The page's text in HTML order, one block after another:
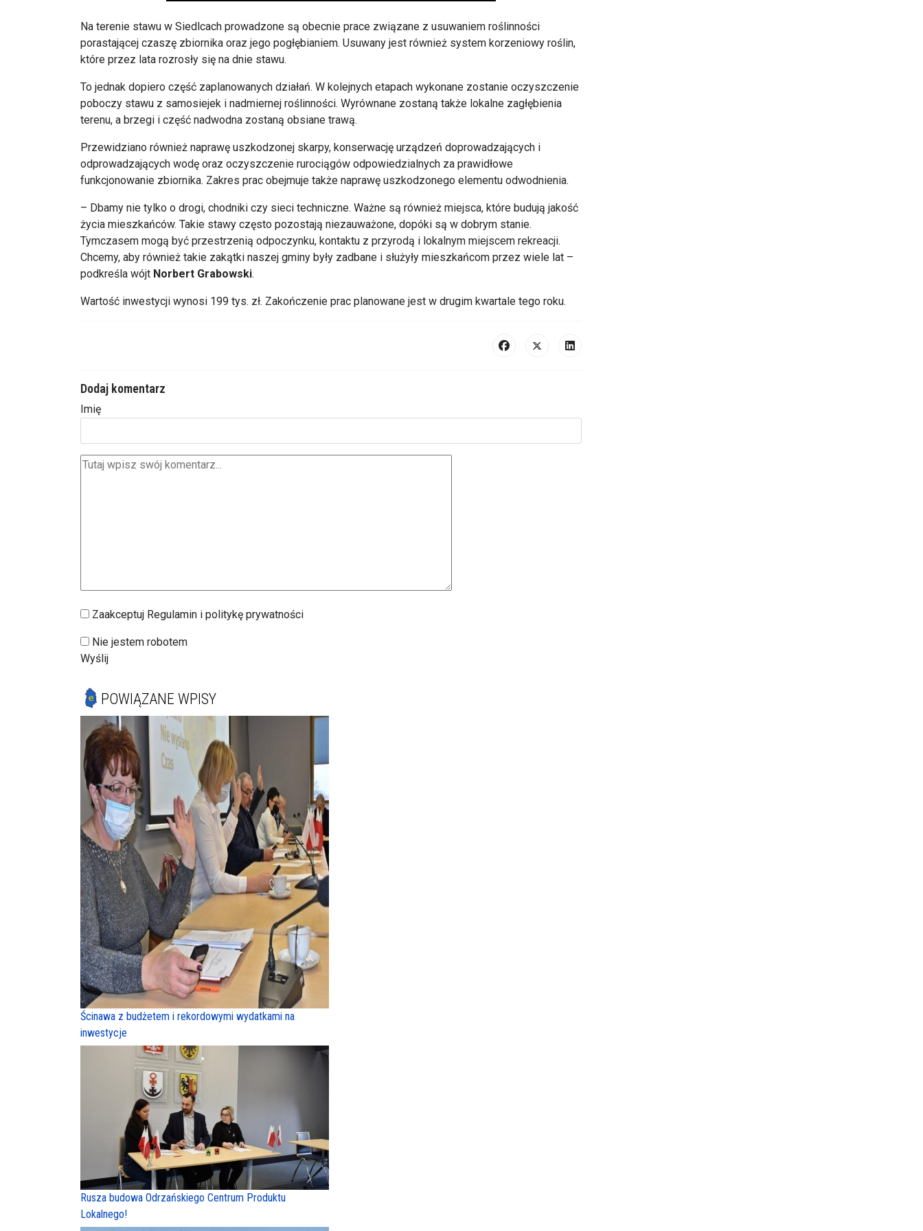
Na terenie stawu w Siedlcach prowadzone są obecnie prace związane z usuwaniem roślinności
porastającej czaszę zbiornika oraz jego pogłębianiem. Usuwany jest również system korzeniowy roślin,
które przez lata rozrosły się na dnie stawu.
To jednak dopiero część zaplanowanych działań. W kolejnych etapach wykonane zostanie oczyszczenie
poboczy stawu z samosiejek i nadmiernej roślinności. Wyrównane zostaną także lokalne zagłębienia
terenu, a brzegi i część nadwodna zostaną obsiane trawą.
Przewidziano również naprawę uszkodzonej skarpy, konserwację urządzeń doprowadzających i
odprowadzających wodę oraz oczyszczenie rurociągów odpowiedzialnych za prawidłowe
funkcjonowanie zbiornika. Zakres prac obejmuje także naprawę uszkodzonego elementu odwodnienia.
– Dbamy nie tylko o drogi, chodniki czy sieci techniczne. Ważne są również miejsca, które budują jakość
życia mieszkańców. Takie stawy często pozostają niezauważone, dopóki są w dobrym stanie.
Tymczasem mogą być przestrzenią odpoczynku, kontaktu z przyrodą i lokalnym miejscem rekreacji.
Chcemy, aby również takie zakątki naszej gminy były zadbane i służyły mieszkańcom przez wiele lat –
podkreśla wójt Norbert Grabowski.
Wartość inwestycji wynosi 199 tys. zł. Zakończenie prac planowane jest w drugim kwartale tego roku.
Dodaj komentarz
Imię
Zaakceptuj Regulamin i politykę prywatności
Nie jestem robotem
Wyślij
POWIĄZANE WPISY
Ścinawa z budżetem i rekordowymi wydatkami na
inwestycje
Rusza budowa Odrzańskiego Centrum Produktu
Lokalnego!